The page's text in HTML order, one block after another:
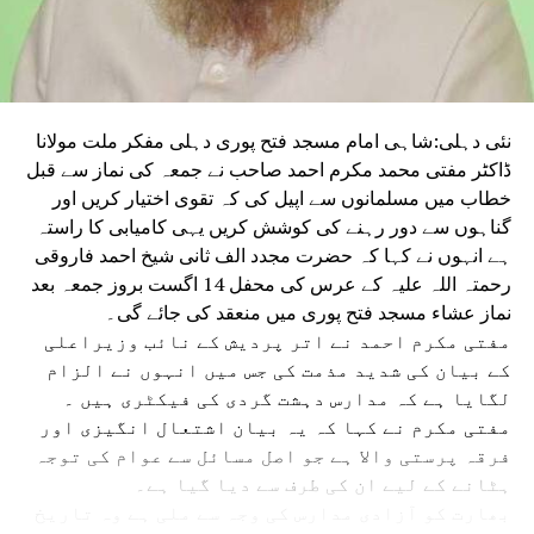
دہلی کے مختلف علاقوں سے خواتین جو اسمبلی
پہنچیں، انہوں نے وزیر اعلیٰ ریکھا گپتا کو
شکریہ ادا کیا۔ خواتین کا کہنا تھا کہ حکومت نے
ان کی توقعات اور ضروریات کو ترجیح دیتے ہوئے
انہیں اعتماد کی ایک نئی بنیاد فراہم کی ہے۔ اس
موقع پر وزیراعلیٰ نے کہا کہ ہر بہن اور بیٹی کی
عزت، تحفظ اور بااختیار بنانا حکومت کی اولین
ترجیح ہے۔ ریکھا گپتا نے پیار سے خواتین کو
مبارکباد دیتے ہوئے کہا کہ ان کی طرف سے باندھی
گئی راکھی صرف ایک مقدس دھاگہ نہیں ہے بلکہ یہ
اعتماد، قربت اور ذمہ داری کی علامت ہے۔
دہلی کے وزیر ماحولیات منجندر سنگھ سرسا نے کہا
کہ اپوزیشن دہلی لکشمی یوجنا اور تعلیم کے شعبے
میں تاریخی فیصلوں سے پریشان ہے۔ سرسا نے کہا کہ
اسمبلی جمہوریت کا پلیٹ فارم ہے اور اپوزیشن کو
نئی دہلی:شاہی امام مسجد فتح پوری دہلی مفکر ملت مولانا
ڈاکٹر مفتی محمد مکرم احمد صاحب نے جمعہ کی نماز سے قبل
خطاب میں مسلمانوں سے اپیل کی کہ تقوی اختیار کریں اور
گناہوں سے دور رہنے کی کوشش کریں یہی کامیابی کا راستہ
ہے انہوں نے کہا کہ حضرت مجدد الف ثانی شیخ احمد فاروقی
رحمتہ اللہ علیہ کے عرس کی محفل 14 اگست بروز جمعہ بعد
نماز عشاء مسجد فتح پوری میں منعقد کی جائے گی۔
مفتی مکرم احمد نے اتر پردیش کے نائب وزیراعلی
کے بیان کی شدید مذمت کی جس میں انہوں نے الزام
لگایا ہے کہ مدارس دہشت گردی کی فیکٹری ہیں ۔
مفتی مکرم نے کہا کہ یہ بیان اشتعال انگیزی اور
فرقہ پرستی والا ہے جو اصل مسائل سے عوام کی توجہ
ہٹانے کے لیے ان کی طرف سے دیا گیا ہے۔